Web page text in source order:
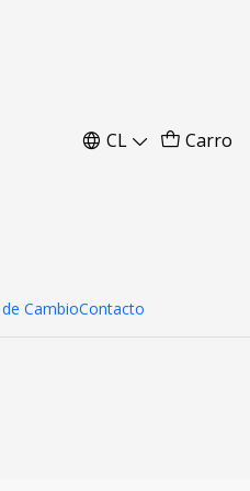
CL Carro
CambioContacto